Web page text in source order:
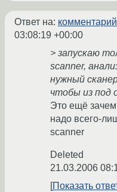
Ответ на: комментарий
03:08:19 +00:00
> запускаю
scanner,
нужный
чтобы из под
Это ещё
надо всего-
scanner
Deleted
21.03.2006
Показать